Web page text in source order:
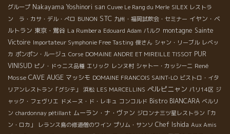
グループ Nakayama Yoshinori san Cuvee Le Rang du Merle SILEX レストラ
ン ラ・カサ・デル・ぺロ BUNON STC 九州・福岡試飲会・セミナー イヤン・ベ
ルトラン 東京・鴬谷 La Rumbera Edouard Adam パルク montagne Sainte
Victoire Importateur Symphonie Free Tasting 俊さん シャン・リーブル レベッ
カ ポンポン・ルージュ Corse DOMAINE ANDRE ET MIREILLE TISSOT PUR
VINISUD ピノ・ドゥニス品種 エリック レンヌ村 シャトー・カッシーニ René
Mosse CAVE AUGE マッシモ DOMAINE FRANCOIS SAINT-LO ビストロ・イタ
リアンレストラン「グシテ」
浜松 LES MARCELLINS ペルピニャン パリ14区 ジ
ャック・フェヴリエ ドメーヌ・ド・レキュ コンコルド Bistro BIANCARA ベルリ
ン chardonnay pétillant ムーラン・ナ・ヴァン ジロンナ三ツ星レストラン「カ
ン・ロカ」
レランス島の修道僧のワイン プリム・サンソ Chef Ishida Aux Amis